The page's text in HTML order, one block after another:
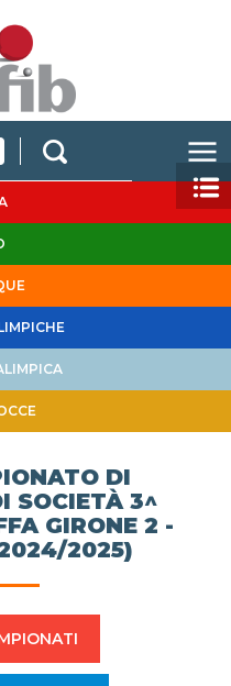
DI
SOCIETÀ 3^
GIRONE 2 -
2025)